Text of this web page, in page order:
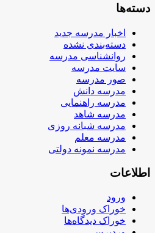
دسته‌ها
اخبار مدرسه جدید
دسته‌بندی نشده
روانشناسی مدرسه
سایت مدرسه
صور مدرسه
مدرسه دانش
مدرسه راهنمایی
مدرسه شاهد
مدرسه شبانه روزی
مدرسه معلم
مدرسه نمونه دولتی
اطلاعات
ورود
خوراک ورودی‌ها
خوراک دیدگاه‌ها